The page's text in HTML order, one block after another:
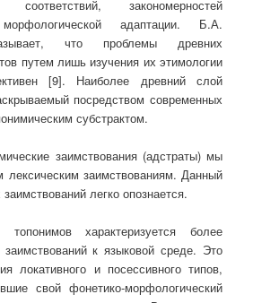
закономерностей
адаптации. Б.А.
что проблемы древних
путем лишь изучения их этимологии
[9]. Наиболее древний слой
посредством современных
субстрактом.
заимствования (адстраты) мы
лексическим заимствованиям. Данный
легко опознается.
характеризуется более
заимствований к языковой среде. Это
локативного и посессивного типов,
свой фонетико-морфологический